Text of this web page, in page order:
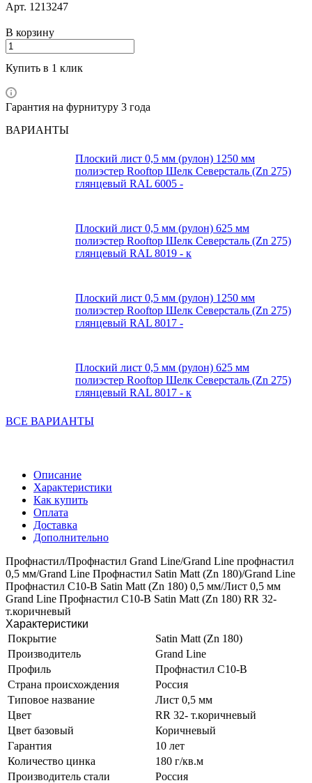
Арт. 1213247
В корзину
Купить в 1 клик
Гарантия на фурнитуру 3 года
ВАРИАНТЫ
Плоский лист 0,5 мм (рулон) 1250 мм
полиэстер Rooftop Шелк Северсталь (Zn 275)
глянцевый RAL 6005 -
Плоский лист 0,5 мм (рулон) 625 мм
полиэстер Rooftop Шелк Северсталь (Zn 275)
глянцевый RAL 8019 - к
Плоский лист 0,5 мм (рулон) 1250 мм
полиэстер Rooftop Шелк Северсталь (Zn 275)
глянцевый RAL 8017 -
Плоский лист 0,5 мм (рулон) 625 мм
полиэстер Rooftop Шелк Северсталь (Zn 275)
глянцевый RAL 8017 - к
ВСЕ ВАРИАНТЫ
Описание
Характеристики
Как купить
Оплата
Доставка
Дополнительно
Профнастил/Профнастил Grand Line/Grand Line профнастил
0,5 мм/Grand Line Профнастил Satin Matt (Zn 180)/Grand Line
Профнастил C10-B Satin Matt (Zn 180) 0,5 мм/Лист 0,5 мм
Grand Line Профнастил C10-B Satin Matt (Zn 180) RR 32-
т.коричневый
Характеристики
Покрытие
Satin Matt (Zn 180)
Производитель
Grand Line
Профиль
Профнастил C10-B
Страна происхождения
Россия
Типовое название
Лист 0,5 мм
Цвет
RR 32- т.коричневый
Цвет базовый
Коричневый
Гарантия
10 лет
Количество цинка
180 г/кв.м
Производитель стали
Россия